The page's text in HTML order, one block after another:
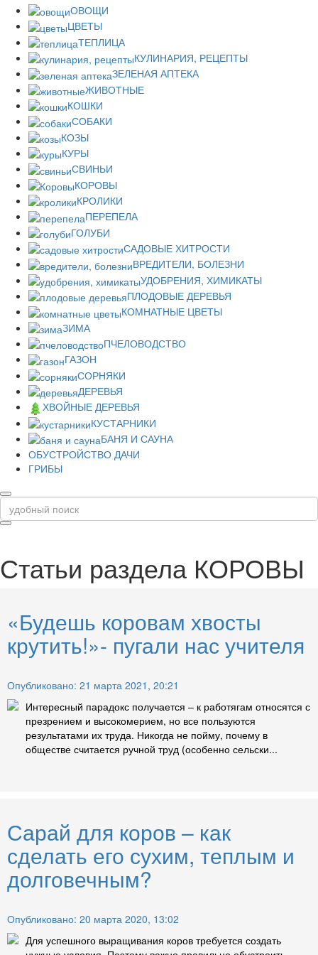
ОВОЩИ
ЦВЕТЫ
ТЕПЛИЦА
КУЛИНАРИЯ, РЕЦЕПТЫ
ЗЕЛЕНАЯ АПТЕКА
ЖИВОТНЫЕ
КОШКИ
СОБАКИ
КОЗЫ
КУРЫ
СВИНЬИ
КОРОВЫ
КРОЛИКИ
ПЕРЕПЕЛА
ГОЛУБИ
САДОВЫЕ ХИТРОСТИ
ВРЕДИТЕЛИ, БОЛЕЗНИ
УДОБРЕНИЯ, ХИМИКАТЫ
ПЛОДОВЫЕ ДЕРЕВЬЯ
КОМНАТНЫЕ ЦВЕТЫ
ЗИМА
ПЧЕЛОВОДСТВО
ГАЗОН
СОРНЯКИ
ДЕРЕВЬЯ
ХВОЙНЫЕ ДЕРЕВЬЯ
КУСТАРНИКИ
БАНЯ И САУНА
ОБУСТРОЙСТВО ДАЧИ
ГРИБЫ
Статьи раздела КОРОВЫ
«Будешь коровам хвосты
крутить!»- пугали нас учителя
Опубликовано: 21 марта 2021, 20:21
Интересный парадокс получается – к работягам относятся с
презрением и высокомерием, но все пользуются
результатами их труда. Никогда не пойму, почему в
обществе считается ручной труд (особенно сельски...
Сарай для коров – как
сделать его сухим, теплым и
долговечным?
Опубликовано: 20 марта 2020, 13:02
Для успешного выращивания коров требуется создать